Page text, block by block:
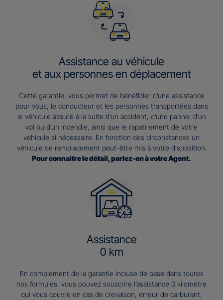
Assistance au véhicule
et aux personnes en déplacement
Cette garantie, vous permet de bénéficier d’une assistance
pour vous, le conducteur et les personnes transportées dans
le véhicule assuré à la suite d’un accident, d’une panne, d’un
vol ou d’un incendie, ainsi que le rapatriement de votre
véhicule si nécessaire. En fonction des circonstances un
véhicule de remplacement peut-être mis à votre disposition.
Pour connaitre le détail, parlez-en à votre Agent.
Assistance
0 km
En complément de la garantie incluse de base dans toutes
nos formules, vous pouvez souscrire l’assistance 0 kilomètre
qui vous couvre en cas de crevaison, erreur de carburant,